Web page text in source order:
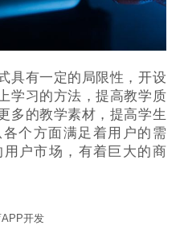
具有一定的局限性，开设
学习的方法，提高教学质
多的教学素材，提高学生
个方面满足着用户的需
户市场，有着巨大的商
开发